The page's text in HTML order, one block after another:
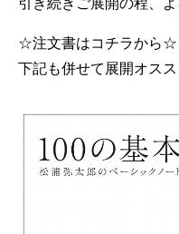
引き続きご展開の程、
☆注文書はコチラから☆
下記も併せて展開オスス